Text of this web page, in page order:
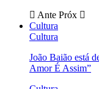
Ante Próx
Cultura
Cultura
João Baião está
Amor É Assim”